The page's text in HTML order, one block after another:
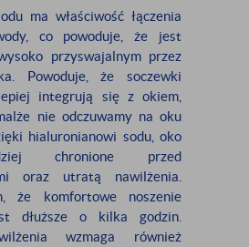
ma właściwość łączenia
co powoduje, że jest
przyswajalnym przez
Powoduje, że soczewki
integrują się z okiem,
nie odczuwamy na oku
hialuronianowi sodu, oko
chronione przed
oraz utratą nawilżenia.
że komfortowe noszenie
dłuższe o kilka godzin.
wzmaga również